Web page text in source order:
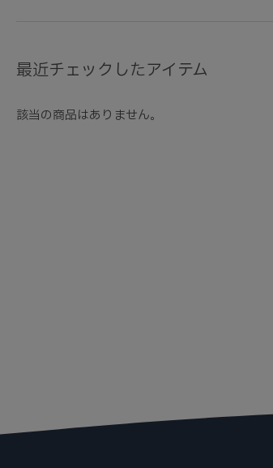
最近チェックしたアイテム
該当の商品はありません。